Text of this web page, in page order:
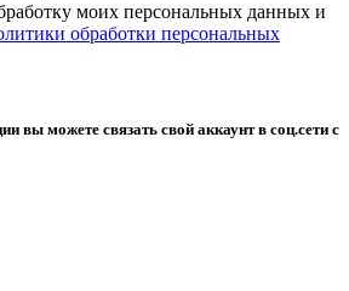
моих персональных данных и
обработки персональных
вы можете связать свой аккаунт в соц.сети с